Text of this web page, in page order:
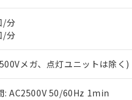
/分
/分
メガ、点灯ユニットは除く)
: AC2500V 50/60Hz 1min
を指します。
10物質）の非含有証明書
証明書（当社基準）
行日時点で非含有を証明する
令のフタル酸エステル類４物
ら備考欄に対応日を記載して
応品への在庫切替を完了し